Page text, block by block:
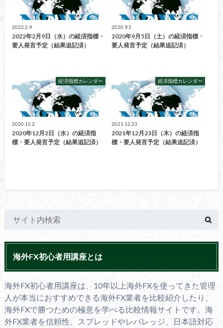
2022.2.9
2022年2月9日（水）の経済指標・
要人発言予定（結果追記済）
2020.9.5
2020年9月5日（土）の経済指標・
要人発言予定（結果追記済）
経済指標カレンダー
2020.12.2
2020年12月2日（水）の経済指
標・要人発言予定（結果追記済）
経済指標カレンダー
2021.12.23
2021年12月23日（木）の経済指
標・要人発言予定（結果追記済）
海外FX初心者用講座とは
海外FX初心者用講座は、10年以上海外FXを使ってきた管理
人が本当におすすめできる海外FX業者を比較紹介したり、
海外FXで勝つための極意を学べる比較情報サイトです。海
外FX業者を信頼性、スプレッドやレバレッジ、日本語対応